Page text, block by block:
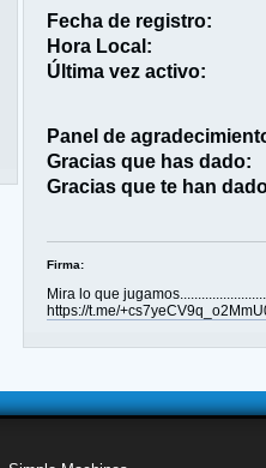
Fecha de registro:
Hora Local:
Última vez activo:
Panel de
Gracias que has dado:
Gracias que te han
Firma:
Mira lo que
https://t.me/